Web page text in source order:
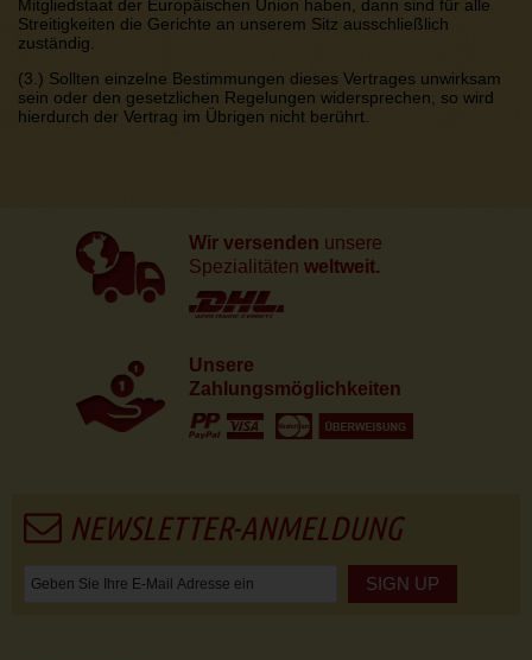
Mitgliedstaat der Europäischen Union haben, dann sind für alle
Streitigkeiten die Gerichte an unserem Sitz ausschließlich
zuständig.
(3.) Sollten einzelne Bestimmungen dieses Vertrages unwirksam
sein oder den gesetzlichen Regelungen widersprechen, so wird
hierdurch der Vertrag im Übrigen nicht berührt.
Wir versenden unsere
Spezialitäten weltweit.
Unsere
Zahlungsmöglichkeiten
NEWSLETTER-ANMELDUNG
SIGN UP